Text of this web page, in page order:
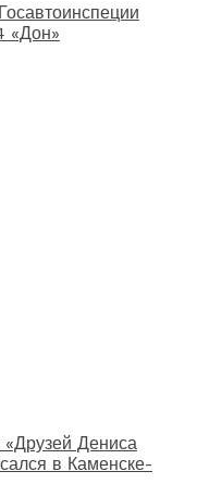
«Дон»
Дениса
в Каменске-